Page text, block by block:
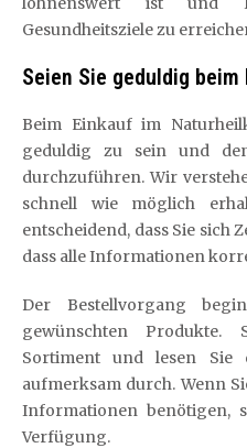
Gesundheitsziele zu
Seien Sie geduldig
Beim Einkauf im
geduldig zu sein und
durchzuführen. Wir
schnell wie möglich
entscheidend, dass Sie sich
dass alle Informationen
Der Bestellvorgang
gewünschten
Sortiment und lesen Sie
aufmerksam durch. Wenn
Informationen benötigen,
Verfügung.